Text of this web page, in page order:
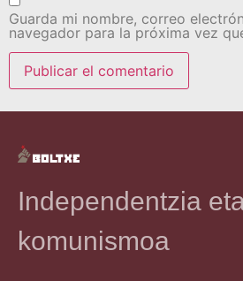
Guarda mi nombre, correo
navegador para la próxima vez
Independentzia
komunismoa